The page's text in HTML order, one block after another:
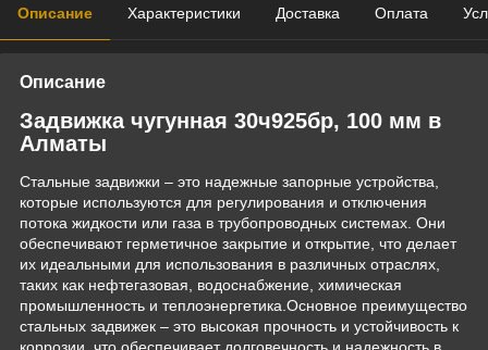
Описание Характеристики Доставка Оплата
Описание
Задвижка чугунная 30ч925бр, 100 мм в
Алматы
Стальные задвижки – это надежные запорные устройства,
которые используются для регулирования и отключения
потока жидкости или газа в трубопроводных системах. Они
обеспечивают герметичное закрытие и открытие, что делает
их идеальными для использования в различных отраслях,
таких как нефтегазовая, водоснабжение, химическая
промышленность и теплоэнергетика.Основное преимущество
стальных задвижек – это высокая прочность и устойчивость к